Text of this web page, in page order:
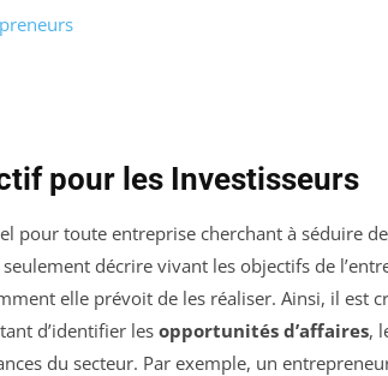
pour les Investisseurs
pour toute entreprise cherchant à séduire
décrire vivant les objectifs de
elle prévoit de les réaliser. Ainsi, il est
d’identifier les opportunités d’affaires,
du secteur. Par exemple, un